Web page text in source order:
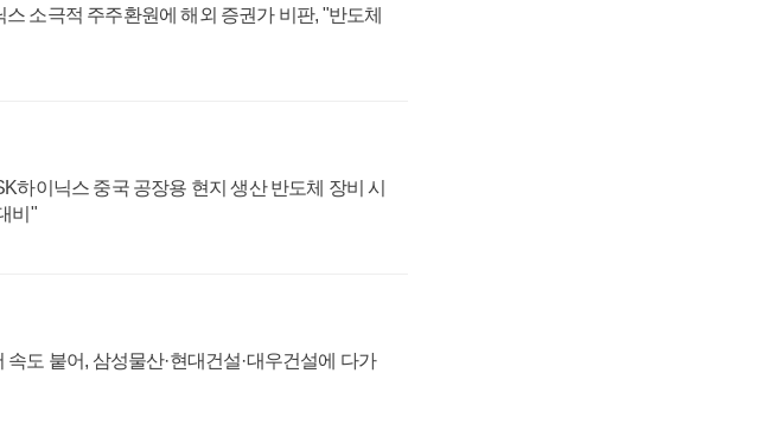
소극적 주주환원에 해외 증권가 비판, "반도체
하이닉스 중국 공장용 현지 생산 반도체 장비 시
비"
속도 붙어, 삼성물산·현대건설·대우건설에 다가